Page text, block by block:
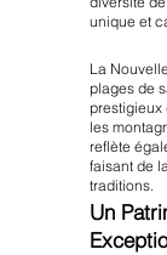
unique et
La
plages de
prestigieux
les
reflète
faisant de
traditions.
Un